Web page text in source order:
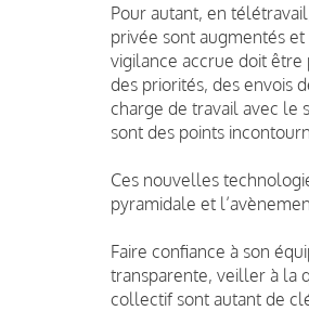
Pour autant, en
privée sont augmentés
vigilance accrue doit être
des priorités, des envois
charge de travail avec le
sont des points
Ces nouvelles
pyramidale et
Faire confiance à son
transparente, veiller à la
collectif sont autant de